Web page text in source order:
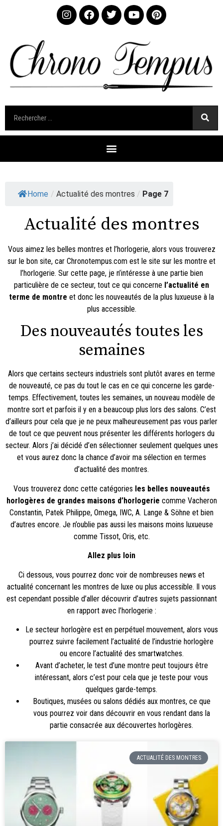
Home / Actualité des montres / Page 7
Actualité des montres
Vous aimez les belles montres et l’horlogerie, alors vous trouverez
sur le bon site, car Chronotempus.com est le site sur les montre et
l’horlogerie. Sur cette page, je n’intéresse à une partie bien
particulière de ce secteur, tout ce qui concerne l’actualité en
terme de montre et donc les nouveautés de la plus luxueuse à la
plus accessible.
Des nouveautés toutes les
semaines
Alors que certains secteurs industriels sont plutôt avares en terme
de nouveauté, ce pas du tout le cas en ce qui concerne les garde-
temps. Effectivement, toutes les semaines, un nouveau modèle de
montre sort et parfois il y en a beaucoup plus lors des salons. C’est
d’ailleurs pour cela que je ne peux malheureusement pas vous parler
de tout ce que peuvent nous présenter les différents horlogers du
secteur. Alors j’ai décidé d’en sélectionner seulement quelques unes
et vous aurez donc la chance d’avoir ma sélection en termes
d’actualité des montres.
Vous trouverez donc cette catégories les belles nouveautés
horlogères de grandes maisons d’horlogerie comme Vacheron
Constantin, Patek Philippe, Omega, IWC, A. Lange & Söhne et bien
d’autres encore. Je n’oublie pas aussi les maisons moins luxueuse
comme Tissot, Oris, etc.
Allez plus loin
Ci dessous, vous pourrez donc voir de nombreuses news et
actualité concernant les montres de luxe ou plus accessible. Il vous
est cependant possible d’aller découvrir d’autres sujets passionnant
en rapport avec l’horlogerie :
Le secteur horlogère est en perpétuel mouvement, alors vous
pourrez suivre facilement l’actualité de l’industrie horlogère
ou encore l’actualité des smartwatches.
Avant d’acheter, le test d’une montre peut toujours être
intéressant, alors c’est pour cela que je teste pour vous
quelques garde-temps.
Boutiques, musées ou salons dédiés aux montres, ce que
vous pourrez voir dans découvrir en vous rendant dans la
partie consacrée aux découvertes horlogères.
ACTUALITÉ DES MONTRES